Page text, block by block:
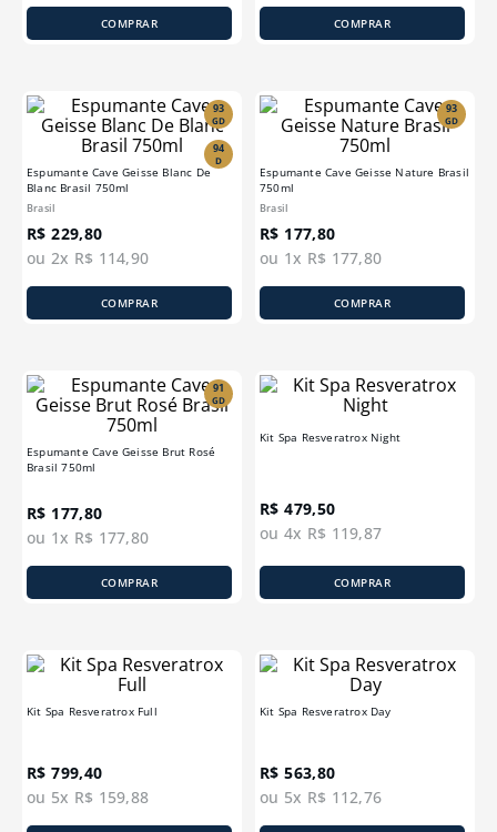
COMPRAR COMPRAR
Espumante Cave Geisse Blanc De
Blanc Brasil 750ml
Brasil
R$ 229,80
ou 2x R$ 114,90
93
GD
94
D
COMPRAR
Espumante Cave Geisse Nature Brasil
750ml
Brasil
R$ 177,80
ou 1x R$ 177,80
93
GD
COMPRAR
Espumante Cave Geisse Brut Rosé
Brasil 750ml
R$ 177,80
ou 1x R$ 177,80
91
GD
COMPRAR
Kit Spa Resveratrox Night
R$ 479,50
ou 4x R$ 119,87
COMPRAR
Kit Spa Resveratrox Full
R$ 799,40
ou 5x R$ 159,88
Kit Spa Resveratrox Day
R$ 563,80
ou 5x R$ 112,76